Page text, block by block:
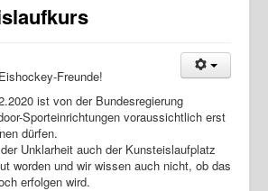
Freunde!
ist von der Bundesregierung
Sporteinrichtungen voraussichtlich erst
dürfen.
Unklarheit auch der Kunsteislaufplatz
worden und wir wissen auch nicht, ob das
erfolgen wird.